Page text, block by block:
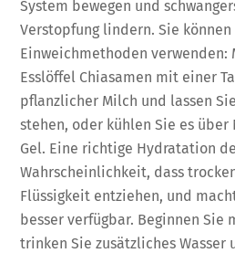
System bewegen und
Verstopfung lindern. Sie
Einweichmethoden verwenden:
Esslöffel Chiasamen mit einer
pflanzlicher Milch und lassen
stehen, oder kühlen Sie es
Gel. Eine richtige Hydratation
Wahrscheinlichkeit, dass
Flüssigkeit entziehen, und
besser verfügbar. Beginnen Sie
trinken Sie zusätzliches Wasser